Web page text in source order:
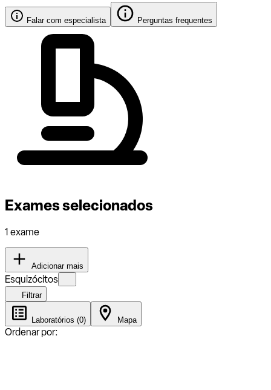
Falar com especialista Perguntas frequentes
Exames selecionados
1 exame
Adicionar mais
Esquizócitos
Filtrar
Laboratórios (0) Mapa
Ordenar por: